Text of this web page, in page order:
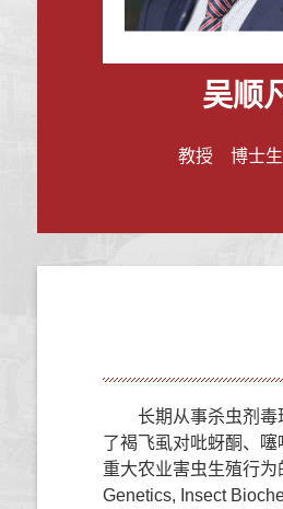
吴顺
教授 博士生
长期从事杀虫剂
了褐飞虱对吡蚜酮、
重大农业害虫生殖行为
Genetics, Insect